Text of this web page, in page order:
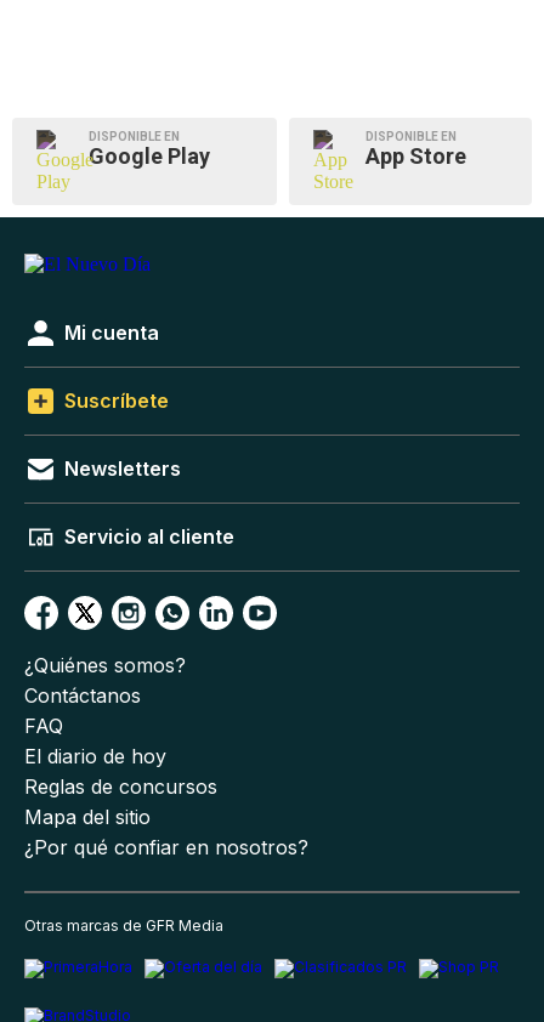
DISPONIBLE EN
Google Play
DISPONIBLE EN
App Store
Mi cuenta
Suscríbete
Newsletters
Servicio al cliente
¿Quiénes somos?
Contáctanos
FAQ
El diario de hoy
Reglas de concursos
Mapa del sitio
¿Por qué confiar en nosotros?
Otras marcas de GFR Media